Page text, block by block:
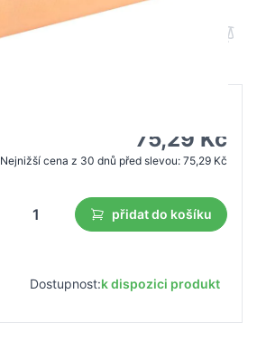
75,29 Kč
Nejnižší cena z 30 dnů před slevou: 75,29 Kč
přidat do košíku
Dostupnost:k dispozici produkt